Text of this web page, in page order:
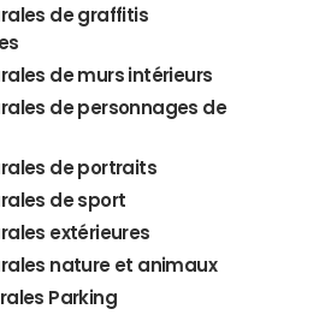
de graffitis
de murs intérieurs
de personnages de
de portraits
de sport
extérieures
nature et animaux
Parking